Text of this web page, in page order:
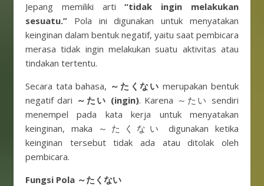
Jepang memiliki arti“tidak ingin melakukan
sesuatu.” Pola ini digunakan untuk menyatakan
keinginan dalam bentuk negatif, yaitu saat pembicara
merasa tidak ingin melakukan suatu aktivitas atau
tindakan tertentu.
Secara tata bahasa, ～たくないmerupakan bentuk
negatif dari ～たい (ingin). Karena ～たい sendiri
menempel pada kata kerja untuk menyatakan
keinginan, maka ～たくない digunakan ketika
keinginan tersebut tidak ada atau ditolak oleh
pembicara.
Fungsi Pola ～たくない